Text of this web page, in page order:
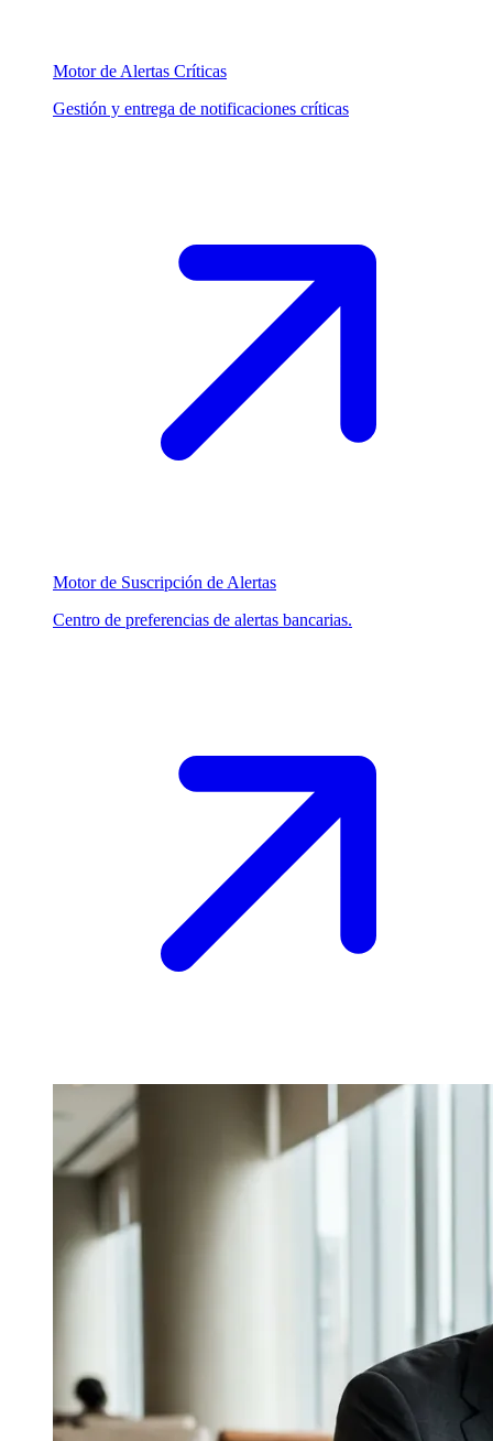
Motor de Alertas Críticas
Gestión y entrega de notificaciones críticas
Motor de Suscripción de Alertas
Centro de preferencias de alertas bancarias.